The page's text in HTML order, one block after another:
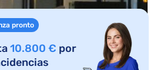
pronto
10.800 € por